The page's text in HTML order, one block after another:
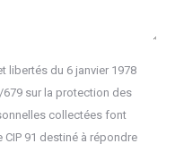
libertés du 6 janvier 1978
sur la protection des
collectées font
CIP 91 destiné à répondre